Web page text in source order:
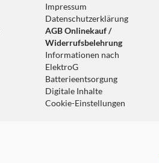
Impressum
Datenschutzerklärung
AGB Onlinekauf /
Widerrufsbelehrung
Informationen nach
ElektroG
Batterieentsorgung
Digitale Inhalte
Cookie-Einstellungen